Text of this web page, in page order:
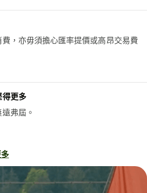
，亦毋須擔心匯率提價或高昂交易費
得更多
弗屆。